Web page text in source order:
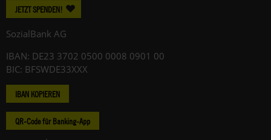
JETZT SPENDEN!
SozialBank AG
IBAN: DE23 3702 0500 0008 0901 00
BIC: BFSWDE33XXX
IBAN KOPIEREN
QR-Code für Banking-App